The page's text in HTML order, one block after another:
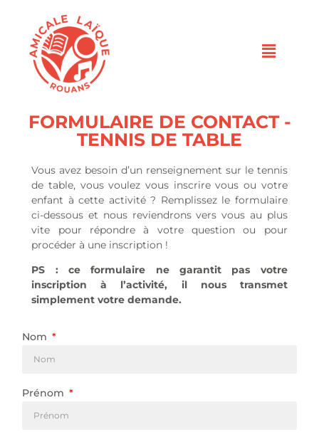
FORMULAIRE DE CONTACT -
TENNIS DE TABLE
Vous avez besoin d’un renseignement sur le tennis
de table, vous voulez vous inscrire vous ou votre
enfant à cette activité ? Remplissez le formulaire
ci-dessous et nous reviendrons vers vous au plus
vite pour répondre à votre question ou pour
procéder à une inscription !
PS : ce formulaire ne garantit pas votre
inscription à l’activité, il nous transmet
simplement votre demande.
Nom
Prénom